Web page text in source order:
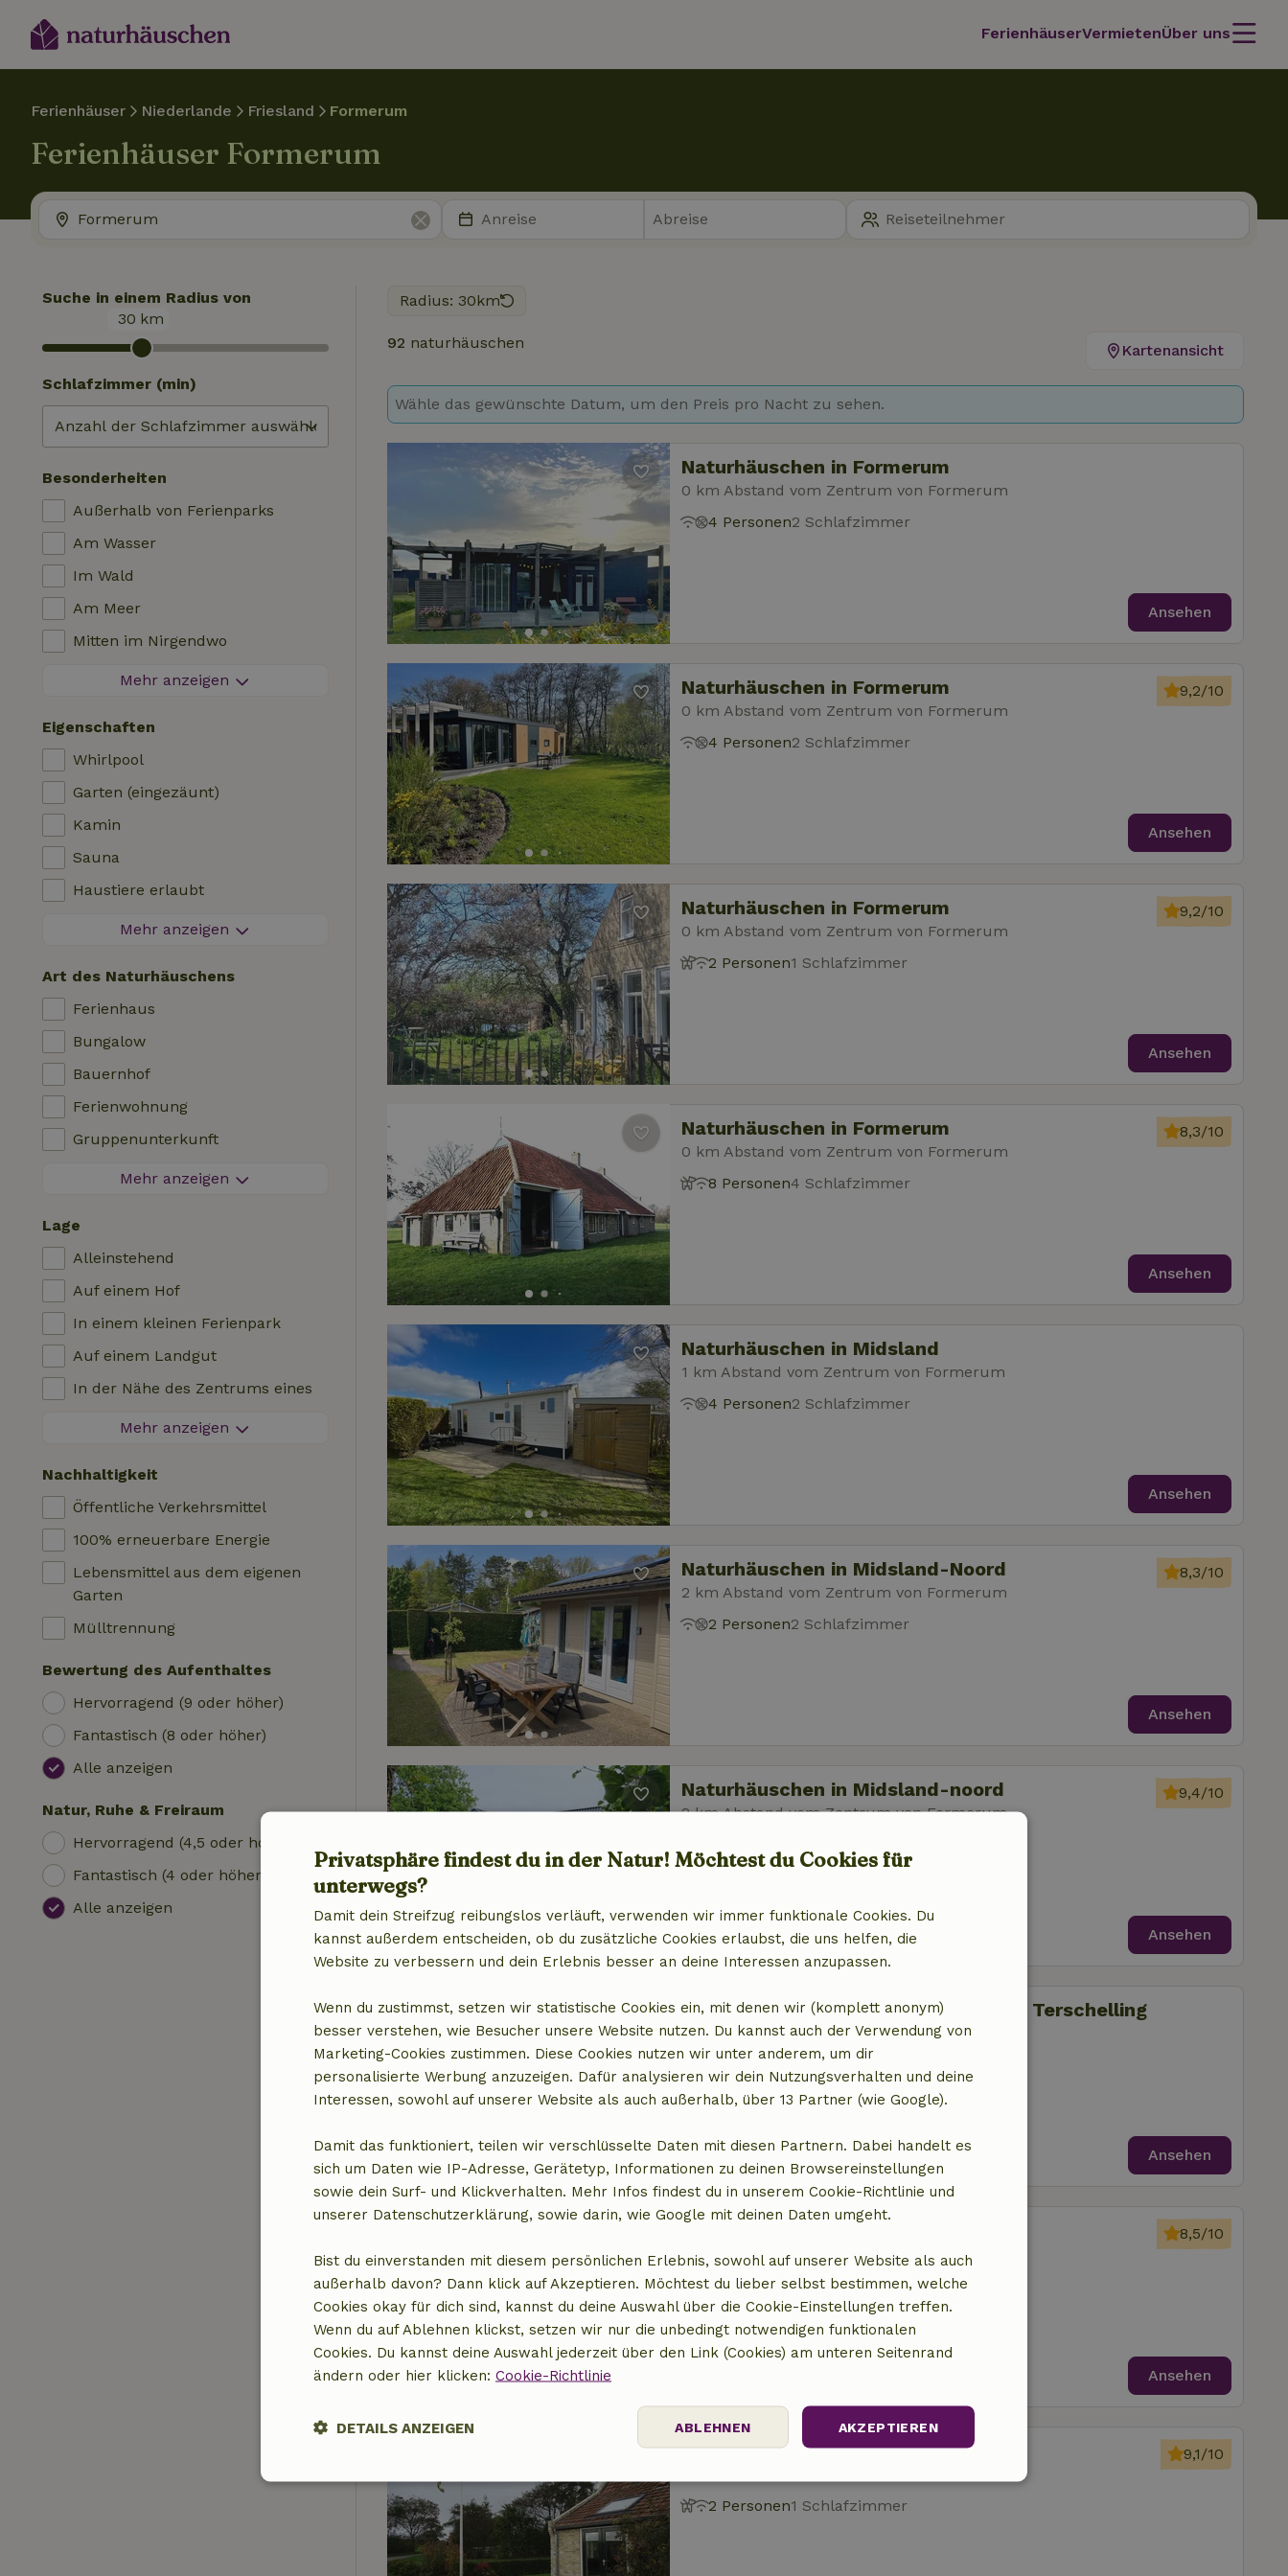
FerienhäuserVermietenÜber uns
Ferienhäuser Niederlande Friesland Formerum
Ferienhäuser Formerum
Radius: 30km
92 naturhäuschen Kartenansicht
Wähle das gewünschte Datum, um den Preis pro Nacht zu sehen.
Naturhäuschen in Formerum
0 km Abstand vom Zentrum von Formerum
4 Personen2 Schlafzimmer
Ansehen
Naturhäuschen in Formerum
0 km Abstand vom Zentrum von Formerum
9,2/10
4 Personen2 Schlafzimmer
Ansehen
Naturhäuschen in Formerum
0 km Abstand vom Zentrum von Formerum
9,2/10
2 Personen1 Schlafzimmer
Ansehen
Naturhäuschen in Formerum
0 km Abstand vom Zentrum von Formerum
8,3/10
8 Personen4 Schlafzimmer
Ansehen
Naturhäuschen in Midsland
1 km Abstand vom Zentrum von Formerum
4 Personen2 Schlafzimmer
Ansehen
Naturhäuschen in Midsland-Noord
2 km Abstand vom Zentrum von Formerum
8,3/10
2 Personen2 Schlafzimmer
Ansehen
Naturhäuschen in Midsland-noord
2 km Abstand vom Zentrum von Formerum
9,4/10
Ansehen
Naturhäuschen in Midsland aan Zee, Terschelling
2 km Abstand vom Zentrum von Formerum
6 Personen3 Schlafzimmer
Ansehen
Naturhäuschen in Terschelling
2 km Abstand vom Zentrum von Formerum
8,5/10
6 Personen3 Schlafzimmer
Ansehen
Naturhäuschen in Midsland 9,1/10
2 Personen1 Schlafzimmer
Suche in einem Radius von
30 km
Schlafzimmer (min)
Besonderheiten
Außerhalb von Ferienparks
Am Wasser
Im Wald
Am Meer
Mitten im Nirgendwo
Zwischen Feldern
Auf einem Polder
In den Bergen
Abgeschieden
Im Obstgarten
Angelmöglichkeiten in der Nähe
Mehr anzeigen
Eigenschaften
Whirlpool
Garten (eingezäunt)
Kamin
Sauna
Haustiere erlaubt
Feuerwerksfreier Bereich
Sofortige Buchung
Waschmaschine
Geschirrspülmaschine
Gartenmöbel
Internetzugang (WLAN)
Kühlschrank mit Gefrierfach
Garten
Internet
Ofen
Grill
Heizung (zentral)
Kinderstuhl
Autoladestation
Schwimmbecken (geteilt)
Rollstuhlfreundlich
Schwimmbecken (privat)
Mehr anzeigen
Art des Naturhäuschens
Ferienhaus
Bungalow
Bauernhof
Ferienwohnung
Gruppenunterkunft
Tiny House
Landhaus
Chalet
Villa
Glamping
Blockhütte
Unterkunft
Wohnmobil
Hütte
Safari-Zelt
Jurte
Boot
Baumhaus
Wikkelhaus
Mehr anzeigen
Lage
Alleinstehend
Auf einem Hof
In einem kleinen Ferienpark
Auf einem Landgut
In der Nähe des Zentrums eines
Auf einer Insel
Mehr anzeigen
Nachhaltigkeit
Öffentliche Verkehrsmittel
100% erneuerbare Energie
Lebensmittel aus dem eigenen
Garten
Mülltrennung
Bewertung des Aufenthaltes
Hervorragend (9 oder höher)
Fantastisch (8 oder höher)
Alle anzeigen
Natur, Ruhe & Freiraum
Hervorragend (4,5 oder höher)
Fantastisch (4 oder höher)
Alle anzeigen
Privatsphäre findest du in der Natur! Möchtest du Cookies für
unterwegs?
Damit dein Streifzug reibungslos verläuft, verwenden wir immer funktionale Cookies. Du
kannst außerdem entscheiden, ob du zusätzliche Cookies erlaubst, die uns helfen, die
Website zu verbessern und dein Erlebnis besser an deine Interessen anzupassen.
Wenn du zustimmst, setzen wir statistische Cookies ein, mit denen wir (komplett anonym)
besser verstehen, wie Besucher unsere Website nutzen. Du kannst auch der Verwendung von
Marketing-Cookies zustimmen. Diese Cookies nutzen wir unter anderem, um dir
personalisierte Werbung anzuzeigen. Dafür analysieren wir dein Nutzungsverhalten und deine
Interessen, sowohl auf unserer Website als auch außerhalb, über 13 Partner (wie Google).
Damit das funktioniert, teilen wir verschlüsselte Daten mit diesen Partnern. Dabei handelt es
sich um Daten wie IP-Adresse, Gerätetyp, Informationen zu deinen Browsereinstellungen
sowie dein Surf- und Klickverhalten. Mehr Infos findest du in unserem Cookie-Richtlinie und
unserer Datenschutzerklärung, sowie darin, wie Google mit deinen Daten umgeht.
Bist du einverstanden mit diesem persönlichen Erlebnis, sowohl auf unserer Website als auch
außerhalb davon? Dann klick auf Akzeptieren. Möchtest du lieber selbst bestimmen, welche
Cookies okay für dich sind, kannst du deine Auswahl über die Cookie-Einstellungen treffen.
Wenn du auf Ablehnen klickst, setzen wir nur die unbedingt notwendigen funktionalen
Cookies. Du kannst deine Auswahl jederzeit über den Link (Cookies) am unteren Seitenrand
ändern oder hier klicken: Cookie-Richtlinie
AKZEPTIEREN
ABLEHNEN
DETAILS ANZEIGEN
Unbedingt
erforderlich
Performance Targeting Funktionalität Unklassifizierte